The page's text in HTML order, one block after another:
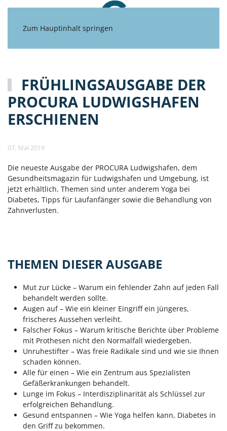
Zum Hauptinhalt springen
FRÜHLINGSAUSGABE DER
PROCURA LUDWIGSHAFEN
ERSCHIENEN
07. Mai 2019
Die neueste Ausgabe der PROCURA Ludwigshafen, dem
Gesundheitsmagazin für Ludwigshafen und Umgebung, ist
jetzt erhältlich. Themen sind unter anderem Yoga bei
Diabetes, Tipps für Laufanfänger sowie die Behandlung von
Zahnverlusten.
THEMEN DIESER AUSGABE
Mut zur Lücke – Warum ein fehlender Zahn auf jeden Fall
behandelt werden sollte.
Augen auf – Wie ein kleiner Eingriff ein jüngeres,
frischeres Aussehen verleiht.
Falscher Fokus – Warum kritische Berichte über Probleme
mit Prothesen nicht den Normalfall wiedergeben.
Unruhestifter – Was freie Radikale sind und wie sie Ihnen
schaden können.
Alle für einen – Wie ein Zentrum aus Spezialisten
Gefäßerkrankungen behandelt.
Lunge im Fokus – Interdisziplinarität als Schlüssel zur
erfolgreichen Behandlung.
Gesund entspannen – Wie Yoga helfen kann, Diabetes in
den Griff zu bekommen.